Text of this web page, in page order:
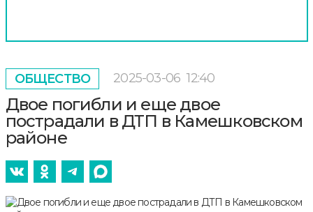
ОБЩЕСТВО 2025-03-06 12:40
Двое погибли и еще двое
пострадали в ДТП в Камешковском
районе